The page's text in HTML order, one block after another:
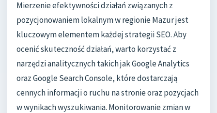
Mierzenie efektywności działań związanych z
pozycjonowaniem lokalnym w regionie Mazur jest
kluczowym elementem każdej strategii SEO. Aby
ocenić skuteczność działań, warto korzystać z
narzędzi analitycznych takich jak Google Analytics
oraz Google Search Console, które dostarczają
cennych informacji o ruchu na stronie oraz pozycjach
w wynikach wyszukiwania. Monitorowanie zmian w